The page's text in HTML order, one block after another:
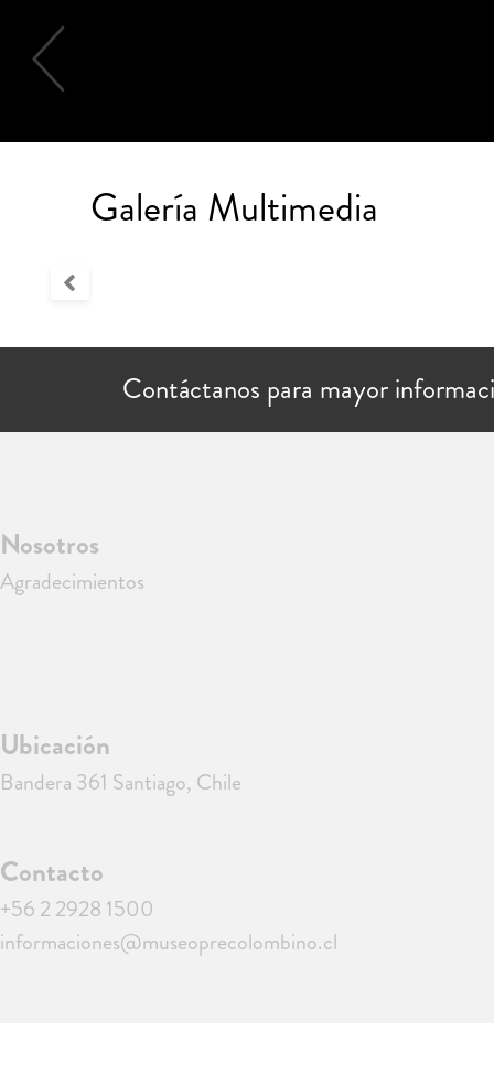
Galería Multimedia
Contáctanos para mayor
Nosotros
Agradecimientos
Ubicación
Bandera 361 Santiago, Chile
Contacto
+56 2 2928 1500
informaciones@museoprecolombino.cl